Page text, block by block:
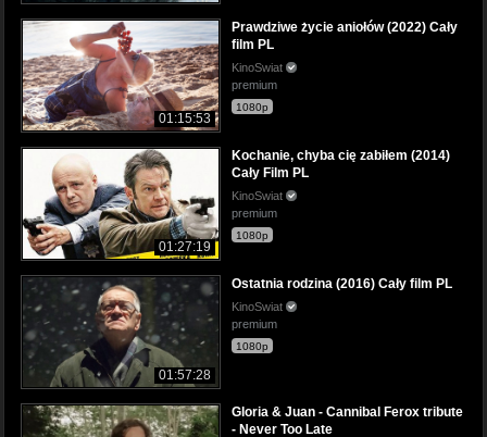
01:15:53
Prawdziwe życie aniołów (2022) Cały
film PL
KinoSwiat
premium
1080p
01:27:19
Kochanie, chyba cię zabiłem (2014)
Cały Film PL
KinoSwiat
premium
1080p
01:57:28
Ostatnia rodzina (2016) Cały film PL
KinoSwiat
premium
1080p
Gloria & Juan - Cannibal Ferox tribute
- Never Too Late